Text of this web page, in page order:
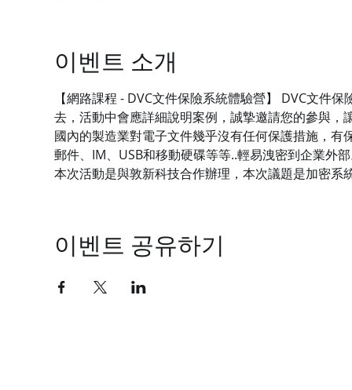
이벤트 소개
【網路課程 - DVC文件保險系統體驗營】 DVC文件
去，活動中會應詳細說明案例，誠摯邀請您的參與，
國內的製造業對電子文件幾乎沒有任何保護措施，
郵件、IM、USB和移動硬碟等等..輕易洩密到企業外
本次活動是與敦新科技合作辦理，本次議題是加密系
이벤트 공유하기